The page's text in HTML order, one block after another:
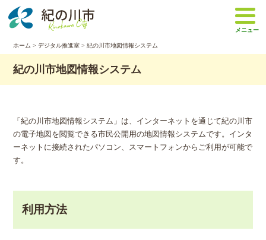
メニュー
ホーム >デジタル推進室 > 紀の川市地図情報システム
紀の川市地図情報システム
「紀の川市地図情報システム」は、インターネットを通じて紀の川市
の電子地図を閲覧できる市民公開用の地図情報システムです。インタ
ーネットに接続されたパソコン、スマートフォンからご利用が可能で
す。
利用方法